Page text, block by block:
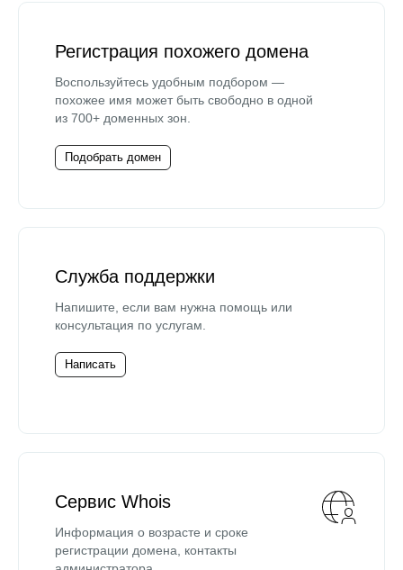
Регистрация похожего домена
Воспользуйтесь удобным подбором —
похожее имя может быть свободно в одной
из 700+ доменных зон.
Подобрать домен
Служба поддержки
Напишите, если вам нужна помощь или
консультация по услугам.
Написать
Сервис Whois
Информация о возрасте и сроке
регистрации домена, контакты